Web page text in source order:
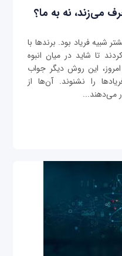
می‌زند، نه به ما؟
شبیه فریاد بود. برندها با
تا شاید در میان انبوه
این روش دیگر جواب
را نشنوند. آن‌ها از
می‌دهند...